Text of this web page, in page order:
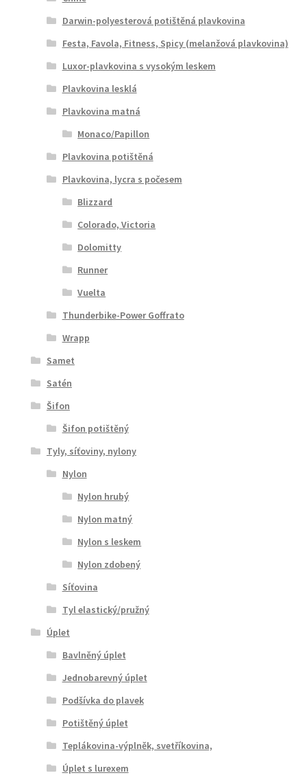
Darwin-polyesterová potištěná plavkovina
Festa, Favola, Fitness, Spicy (melanžová plavkovina)
Luxor-plavkovina s vysokým leskem
Plavkovina lesklá
Plavkovina matná
Monaco/Papillon
Plavkovina potištěná
Plavkovina, lycra s počesem
Blizzard
Colorado, Victoria
Dolomitty
Runner
Vuelta
Thunderbike-Power Goffrato
Wrapp
Samet
Satén
Šifon
Šifon potištěný
Tyly, síťoviny, nylony
Nylon
Nylon hrubý
Nylon matný
Nylon s leskem
Nylon zdobený
Síťovina
Tyl elastický/pružný
Úplet
Bavlněný úplet
Jednobarevný úplet
Podšívka do plavek
Potištěný úplet
Teplákovina-výplněk, svetříkovina,
Úplet s lurexem